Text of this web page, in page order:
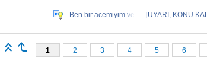
Ben bir acemiyim ve [UYARI, KONU
1 2 3 4 5 6